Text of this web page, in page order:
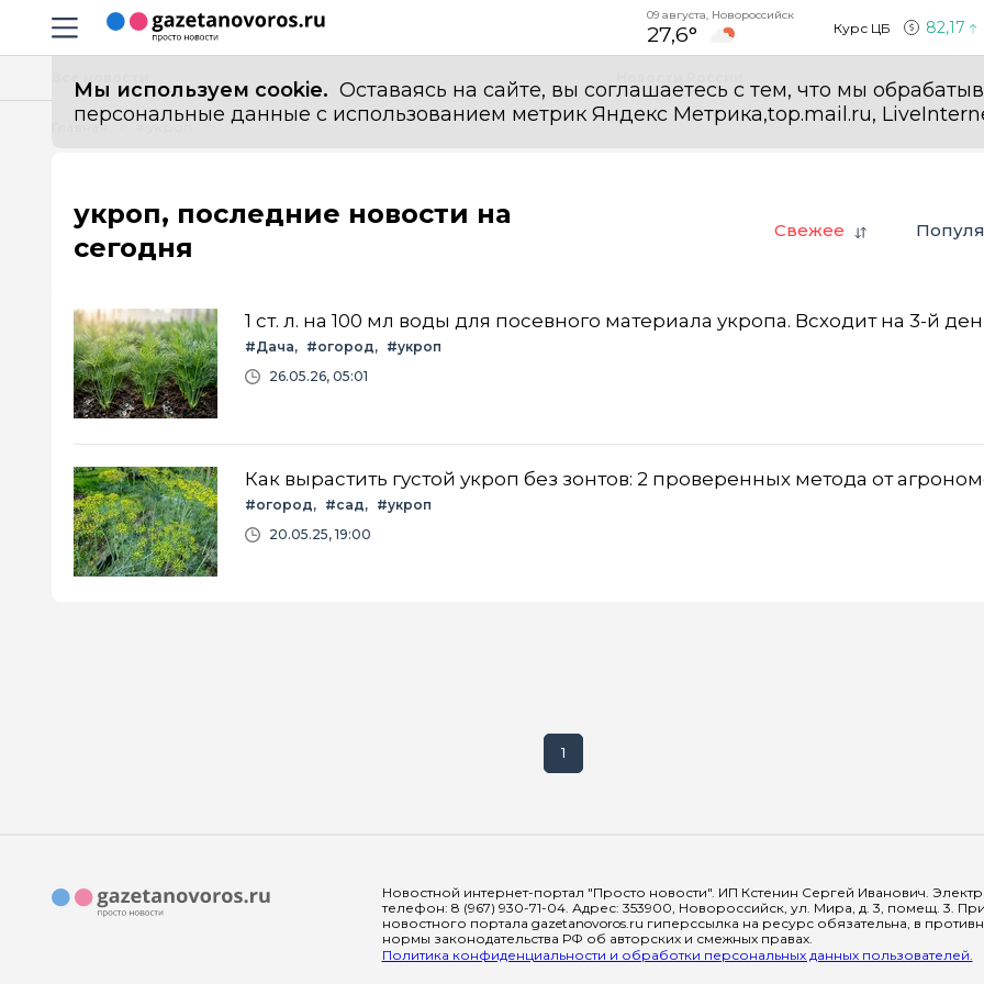
Навигация сайта
09 августа, Новороссийск
27,6° Курс ЦБ 82,17
Мы используем cookie. Оставаясь на сайте, вы соглашаетесь с тем, что мы
персональные данные с использованием метрик Яндекс Метрика,top.mail.ru,
Главная # укроп
укроп, последние новости на
сегодня
Свежее
1 ст. л. на 100 мл воды для посевного материала укропа. Всходит на 3-й
#Дача #огород
#укроп
26.05.26, 05:01
Как вырастить густой укроп без зонтов: 2 проверенных метода от
#огород #сад
#укроп
20.05.25, 19:00
1
Новостной интернет-портал "Просто новости". ИП Кстенин Сергей Иванович.
телефон: 8 (967) 930-71-04. Адрес: 353900, Новороссийск, ул. Мира, д. 3, помещ. 3.
новостного портала gazetanovoros.ru гиперссылка на ресурс обязательна, в
нормы законодательства РФ об авторских и смежных правах.
Политика конфиденциальности и обработки персональных данных пользователей.